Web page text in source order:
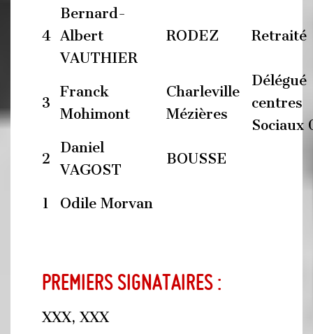
4
Bernard-
Albert
VAUTHIER
RODEZ Retraité
3
Franck
Mohimont
Charleville
Mézières
Délégué
centres
Sociaux
2
Daniel
VAGOST
BOUSSE
1 Odile Morvan
Premiers signataires :
XXX, XXX